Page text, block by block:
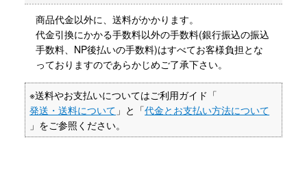
商品代金以外に、送料がかかります。
代金引換にかかる手数料以外の手数料(銀行振込の振込
手数料、NP後払いの手数料)はすべてお客様負担とな
っておりますのであらかじめご了承下さい。
※送料やお支払いについてはご利用ガイド「
発送・送料について 」と「代金とお支払い方法について
」をご参照ください。